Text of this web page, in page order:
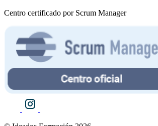
Centro certificado por Scrum Manager